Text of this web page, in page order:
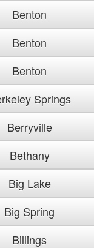
Benton
Benton
Benton
Springs
Berryville
Bethany
Big Lake
Big Spring
Billings